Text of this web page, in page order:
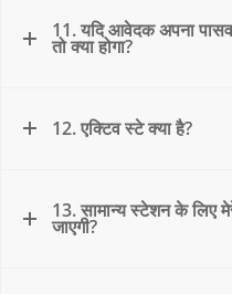
11. यदि आवेदक अपना
तो क्या होगा?
12. एक्टिव स्टे क्या है?
13. सामान्य स्टेशन के लिए
जाएगी?